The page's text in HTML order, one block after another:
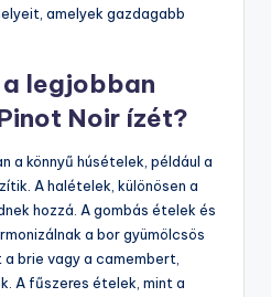
amelyek gazdagabb
legjobban
Noir ízét?
a könnyű húsételek, például a
A halételek, különösen a
hozzá. A gombás ételek és
a bor gyümölcsös
brie vagy a camembert,
A fűszeres ételek, mint a